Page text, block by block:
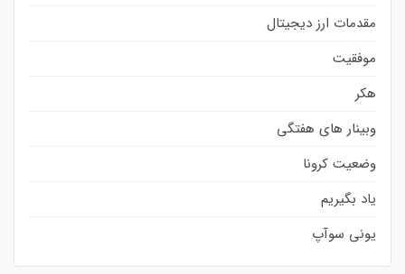
مقدمات ارز دیجیتال
موفقیت
هکر
وبینار های هفتگی
وضعیت کرونا
یاد بگیریم
یونی سوآپ